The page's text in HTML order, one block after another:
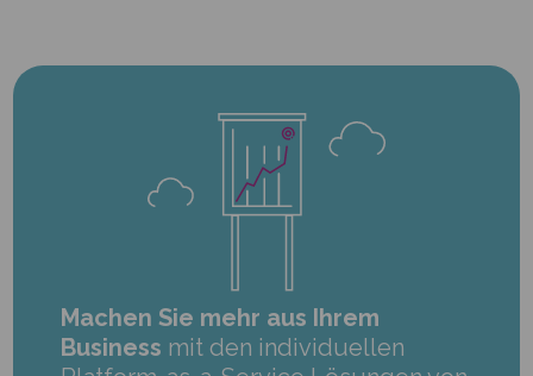
Machen Sie mehr aus Ihrem
Business mit den individuellen